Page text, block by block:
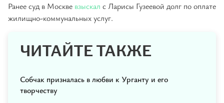
Ранее суд в Москве взыскал с Ларисы Гузеевой долг по оплате
жилищно-коммунальных услуг.
ЧИТАЙТЕ ТАКЖЕ
Собчак призналась в любви к Урганту и его
творчеству